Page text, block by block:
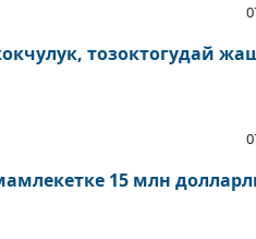
тозоктогудай
15 млн